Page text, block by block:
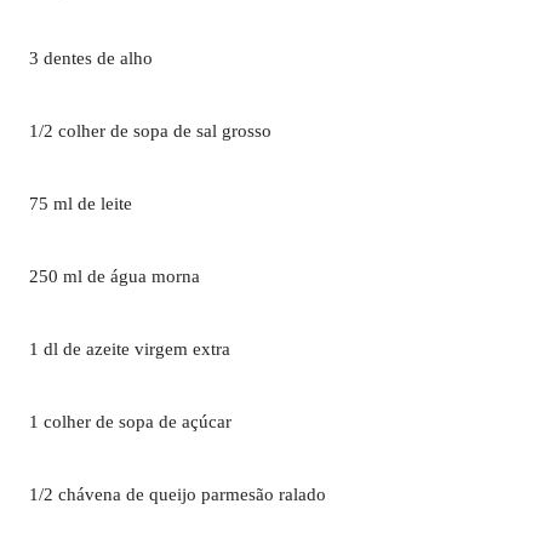
3 dentes de alho
1/2 colher de sopa de sal grosso
75 ml de leite
250 ml de água morna
1 dl de azeite virgem extra
1 colher de sopa de açúcar
1/2 chávena de queijo parmesão ralado